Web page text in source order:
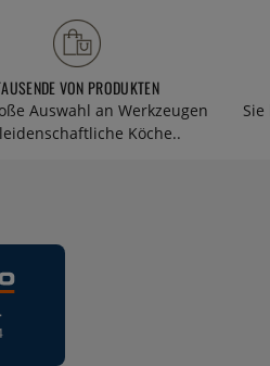
VON PRODUKTEN
Auswahl an Werkzeugen
Köche..